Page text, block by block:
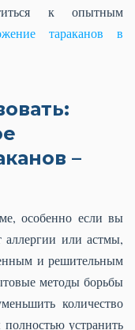
к опытным
тараканов в
–
особенно если вы
аллергии или астмы,
и решительным
методы борьбы
количество
устранить